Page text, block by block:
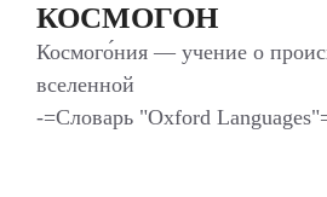
КОСМОГОН
Космого́ния — учение о
вселенной
-=Словарь "Oxford